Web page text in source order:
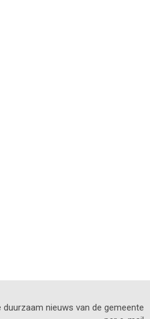
nieuws van de gemeente